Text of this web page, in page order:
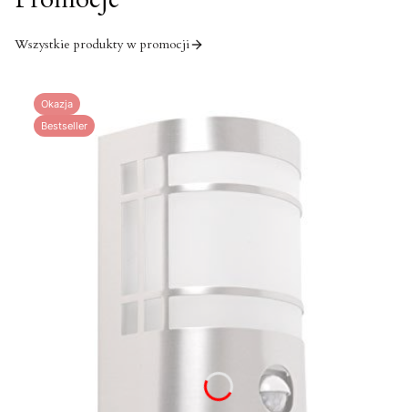
Wszystkie produkty w promocji
Okazja
Bestseller